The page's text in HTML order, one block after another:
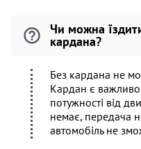
Чи можна
кардана?
Без кардана не
Кардан є
потужності від
немає, передача
автомобіль не